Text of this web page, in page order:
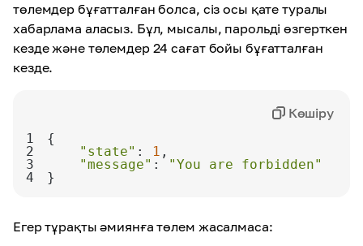
төлемдер бұғатталған болса, сіз осы қате туралы
хабарлама аласыз. Бұл, мысалы, парольді өзгерткен
кезде және төлемдер 24 сағат бойы бұғатталған
кезде.
1
2
"state" : 1
3
"message" :
"You are forbidden"
4
}
Көшіру
Егер тұрақты әмиянға төлем жасалмаса: